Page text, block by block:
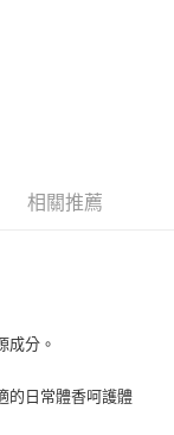
相關推薦
成分。
的日常體香呵護體